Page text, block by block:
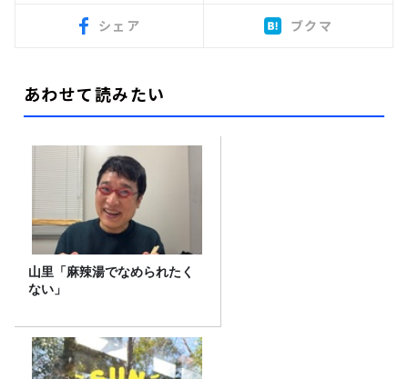
シェア ブクマ
あわせて読みたい
山里「麻辣湯でなめられたく
ない」